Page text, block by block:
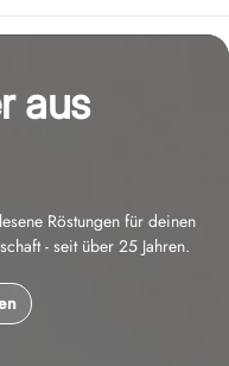
aus
Röstungen für deinen
- seit über 25 Jahren.